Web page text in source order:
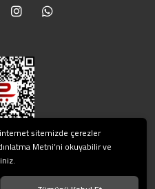
sitemizde çerezler
Metni’ni okuyabilir ve